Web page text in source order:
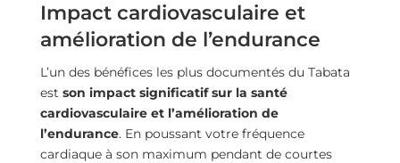
Impact cardiovasculaire et
amélioration de l’endurance
L’un des bénéfices les plus documentés du Tabata
est son impact significatif sur la santé
cardiovasculaire et l’amélioration de
l’endurance. En poussant votre fréquence
cardiaque à son maximum pendant de courtes